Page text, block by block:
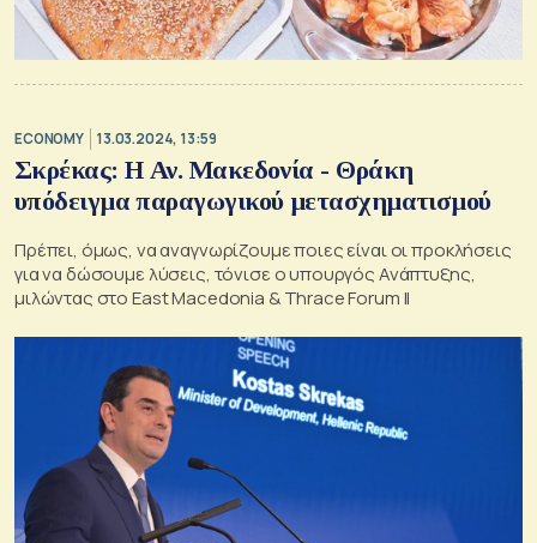
ECONOMY 13.03.2024, 13:59
Σκρέκας: Η Αν. Μακεδονία - Θράκη
υπόδειγμα παραγωγικού μετασχηματισμού
Πρέπει, όμως, να αναγνωρίζουμε ποιες είναι οι προκλήσεις
για να δώσουμε λύσεις, τόνισε ο υπουργός Ανάπτυξης,
μιλώντας στο East Macedonia & Thrace Forum II